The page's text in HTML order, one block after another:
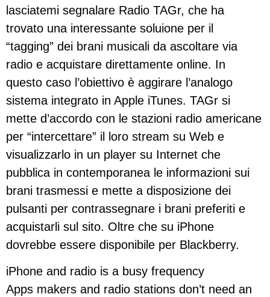
lasciatemi segnalare Radio TAGr, che ha
trovato una interessante soluione per il
“tagging” dei brani musicali da ascoltare via
radio e acquistare direttamente online. In
questo caso l’obiettivo è aggirare l’analogo
sistema integrato in Apple iTunes. TAGr si
mette d’accordo con le stazioni radio americane
per “intercettare” il loro stream su Web e
visualizzarlo in un player su Internet che
pubblica in contemporanea le informazioni sui
brani trasmessi e mette a disposizione dei
pulsanti per contrassegnare i brani preferiti e
acquistarli sul sito. Oltre che su iPhone
dovrebbe essere disponibile per Blackberry.
iPhone and radio is a busy frequency
Apps makers and radio stations don’t need an